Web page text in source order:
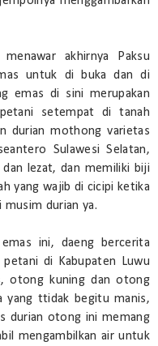
akhirnya Paksu
untuk di buka dan di
emas di sini merupakan
setempat di tanah
durian mothong varietas
Sulawesi Selatan,
lezat, dan memiliki biji
yang wajib di cicipi ketika
musim durian ya.
ini, daeng bercerita
di Kabupaten Luwu
otong kuning dan otong
yang ttidak begitu manis,
durian otong ini memang
mengambilkan air untuk